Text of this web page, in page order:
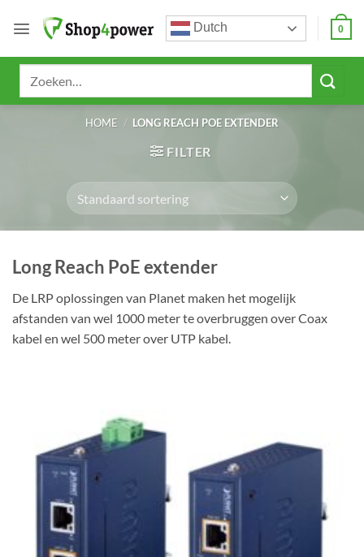
naar
Dutch 0
HOME / LONG REACH POE EXTENDER
FILTER
Long Reach PoE extender
De LRP oplossingen van Planet maken het mogelijk
afstanden van wel 1000 meter te overbruggen over Coax
kabel en wel 500 meter over UTP kabel.